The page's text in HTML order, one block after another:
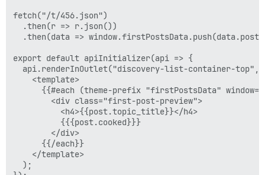
fetch("/t/456.json")
  .then(r => r.json())
.then(data =>
export default apiInitializer(api => {
  api.renderInOutlet("discovery-list-container-top",
    <template>
{{#each (theme-prefix "firstPostsData"
        <div class="first-post-preview">
          <h4>{{post.topic_title}}</h4>
          {{{post.cooked}}}
        </div>
      {{/each}}
    </template>
  );